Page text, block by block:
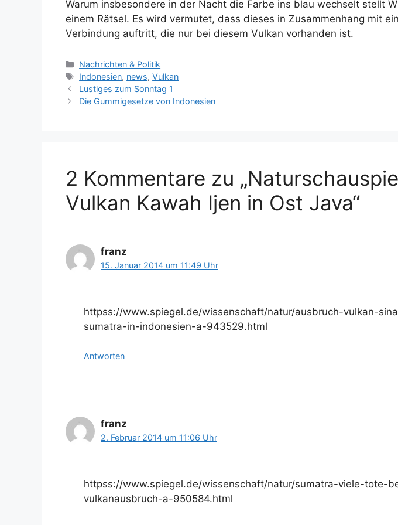
Warum insbesondere in der Nacht die Farbe ins blau wechselt stellt
einem Rätsel. Es wird vermutet, dass dieses in Zusammenhang mit
Verbindung auftritt, die nur bei diesem Vulkan vorhanden ist.
K
a
t
e
Nachrichten & Politik
S
c
h
e
r
Indonesien, news,Vulkan
Lustiges zum Sonntag 1
Die Gummigesetze von Indonesien
2 Kommentare zu
Vulkan Kawah Ijen in Ost Java“
franz
15. Januar 2014 um 11:49 Uhr
httpss://www.spiegel.de/wissenschaft/natur/ausbruch-vulkan-
sumatra-in-indonesien-a-943529.html
Antworten
franz
2. Februar 2014 um 11:06 Uhr
httpss://www.spiegel.de/wissenschaft/natur/sumatra-viele-tote-
vulkanausbruch-a-950584.html